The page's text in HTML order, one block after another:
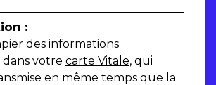
:
des informations
votre carte Vitale, qui
en même temps que la